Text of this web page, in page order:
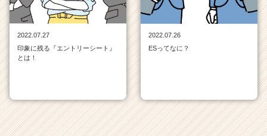
2022.07.27
印象に残る『エントリーシート』
とは！
2022.07.26
ESってなに？